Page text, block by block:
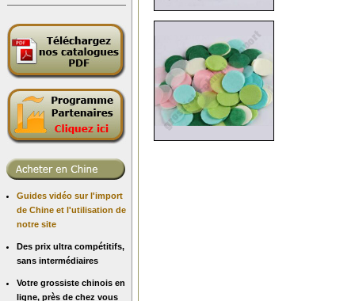
Guides vidéo sur l'import
de Chine et l'utilisation de
notre site
Des prix ultra compétitifs,
sans intermédiaires
Votre grossiste chinois en
ligne, près de chez vous